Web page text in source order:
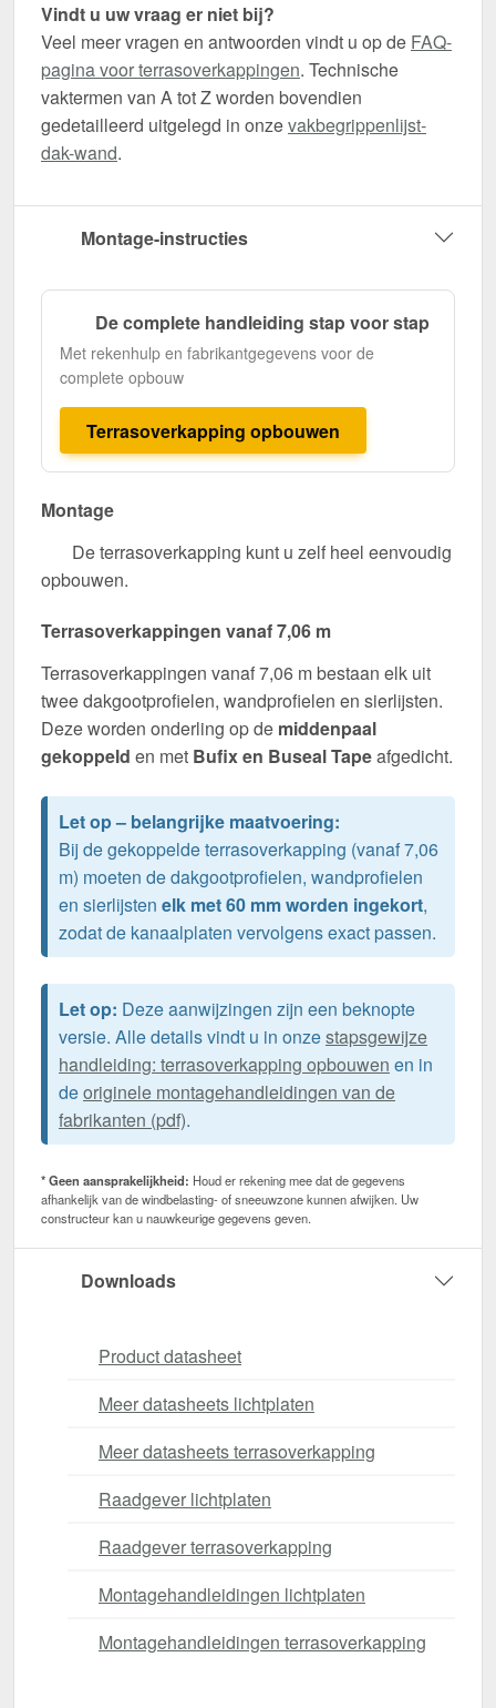
Vindt u uw vraag er niet bij?
Veel meer vragen en antwoorden vindt u op de FAQ-
pagina voor terrasoverkappingen. Technische
vaktermen van A tot Z worden bovendien
gedetailleerd uitgelegd in onzevakbegrippenlijst-
dak-wand.
Montage-instructies
De complete handleiding stap voor stap
Met rekenhulp en fabrikantgegevens voor de
complete opbouw
Terrasoverkapping opbouwen
Montage
De terrasoverkapping kunt u zelf heel eenvoudig
opbouwen.
Terrasoverkappingen vanaf 7,06 m
Terrasoverkappingen vanaf 7,06 m bestaan elk uit
twee dakgootprofielen, wandprofielen en sierlijsten.
Deze worden onderling op de middenpaal
gekoppeld en met Bufix en Buseal Tapeafgedicht.
Let op – belangrijke maatvoering:
Bij de gekoppelde terrasoverkapping (vanaf 7,06
m) moeten de dakgootprofielen, wandprofielen
en sierlijsten elk met 60 mm worden ingekort,
zodat de kanaalplaten vervolgens exact passen.
Let op: Deze aanwijzingen zijn een beknopte
versie. Alle details vindt u in onzestapsgewijze
handleiding: terrasoverkapping opbouwen en in
deoriginele montagehandleidingen van de
fabrikanten (pdf).
* Geen aansprakelijkheid: Houd er rekening mee dat de gegevens
afhankelijk van de windbelasting- of sneeuwzone kunnen afwijken. Uw
constructeur kan u nauwkeurige gegevens geven.
Downloads
Product datasheet
Meer datasheets lichtplaten
Meer datasheets terrasoverkapping
Raadgever lichtplaten
Raadgever terrasoverkapping
Montagehandleidingen lichtplaten
Montagehandleidingen terrasoverkapping